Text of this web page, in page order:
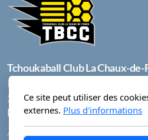
Tchoukaball Club La Chaux-de-
Info@tbcc.ch
2300 La Chaux-de-Fonds
Menu principal
Accueil
Ce site peut utiliser des
externes. Plus d'informations